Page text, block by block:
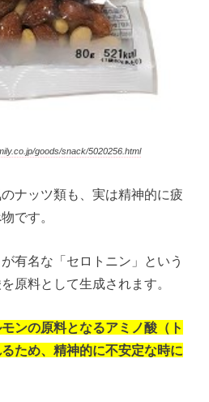
goods/snack/5020256.html
ナッツ類も、実は精神的に疲
です。
有名な「セロトニン」という
原料として生成されます。
ンの原料となるアミノ酸（ト
ため、精神的に不安定な時に